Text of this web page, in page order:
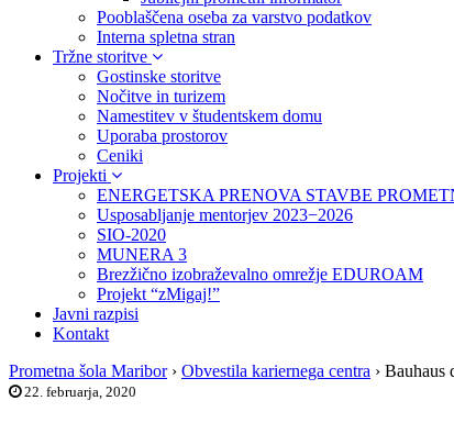
Pooblaščena oseba za varstvo podatkov
Interna spletna stran
Tržne storitve
Gostinske storitve
Nočitve in turizem
Namestitev v študentskem domu
Uporaba prostorov
Ceniki
Projekti
ENERGETSKA PRENOVA STAVBE
Usposabljanje mentorjev 2023−2026
SIO-2020
MUNERA 3
Brezžično izobraževalno omrežje EDUROAM
Projekt “zMigaj!”
Javni razpisi
Kontakt
Prometna šola Maribor › Obvestila kariernega centra › Bauhaus
22. februarja, 2020